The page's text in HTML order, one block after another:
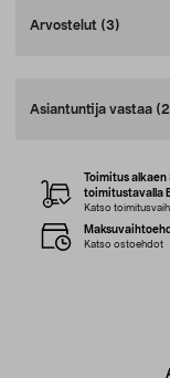
Arvostelut (3)
Asiantuntija vastaa
Toimitus
toimitustavalla
Katso
Katso ostoehdot